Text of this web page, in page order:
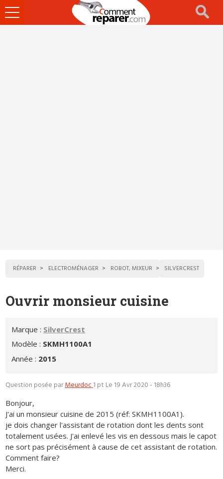
Ouvrir
le
RÉPARER ELECTROMÉNAGER ROBOT, MIXEUR SILVERCREST
Ouvrir monsieur cuisine
Marque : SilverCrest
Modèle : SKMH1100A1
Année : 2015
Question posée parMeurdoc1 pt Le 19 Avr 2020 - 18h36
Bonjour,
J'ai un monsieur cuisine de 2015 (réf: SKMH1100A1).
je dois changer l'assistant de rotation dont les dents sont
totalement usées. J'ai enlevé les vis en dessous mais le capot
ne sort pas précisément à cause de cet assistant de rotation.
Comment faire?
Merci.